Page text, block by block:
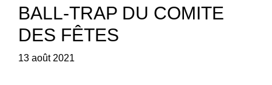
BALL-TRAP DU COMITE
DES FÊTES
13 août 2021